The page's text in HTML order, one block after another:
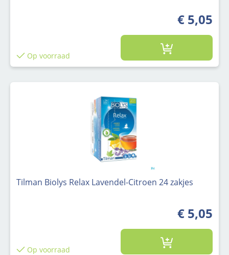
€ 5,05
Op voorraad
Tilman Biolys Relax Lavendel-Citroen 24 zakjes
€ 5,05
Op voorraad